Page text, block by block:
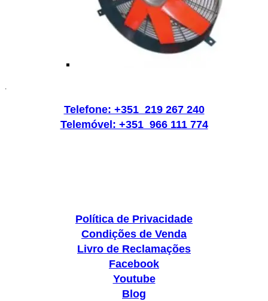
.
Telefone: +351 219 267 240
Telemóvel: +351 966 111 774
Política de Privacidade
Condições de Venda
Livro de Reclamações
Facebook
Youtube
Blog